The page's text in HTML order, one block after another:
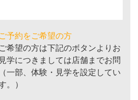
予約をご希望の方
希望の方は下記のボタンよりお
学につきましては店舗までお問
一部、体験・見学を設定してい
。）